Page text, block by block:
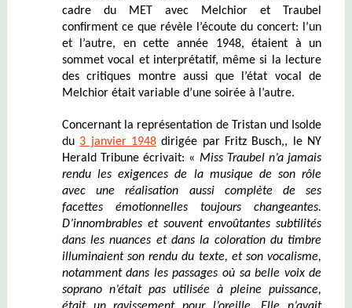
cadre du MET avec Melchior et Traubel
confirment ce que révèle l’écoute du concert: l’un
et l’autre, en cette année 1948, étaient à un
sommet vocal et interprétatif, même si la lecture
des critiques montre aussi que l’état vocal de
Melchior était variable d’une soirée à l’autre.
Concernant la représentation de Tristan und Isolde
du 3 janvier 1948dirigée par Fritz Busch,, le NY
Herald Tribune écrivait: « Miss Traubel n’a jamais
rendu les exigences de la musique de son rôle
avec une réalisation aussi complète de ses
facettesémotionnelles toujours changeantes.
D’innombrables et souventenvoûtantes subtilités
dans les nuances et dans la coloration du timbre
illuminaient son rendu du texte, et son vocalisme,
notamment dans les passages où sa belle voix de
soprano n’était pas utilisée à pleine puissance,